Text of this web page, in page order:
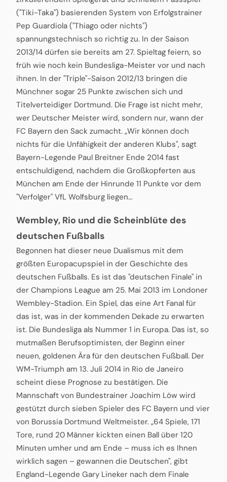
("Tiki-Taka") basierenden System von Erfolgstrainer
Pep Guardiola ("Thiago oder nichts")
spannungstechnisch so richtig zu. In der Saison
2013/14 dürfen sie bereits am 27. Spieltag feiern, so
früh wie noch kein Bundesliga-Meister vor und nach
ihnen. In der "Triple"-Saison 2012/13 bringen die
Münchner sogar 25 Punkte zwischen sich und
Titelverteidiger Dortmund. Die Frage ist nicht mehr,
wer Deutscher Meister wird, sondern nur, wann der
FC Bayern den Sack zumacht. „Wir können doch
nichts für die Unfähigkeit der anderen Klubs", sagt
Bayern-Legende Paul Breitner Ende 2014 fast
entschuldigend, nachdem die Großkopferten aus
München am Ende der Hinrunde 11 Punkte vor dem
"Verfolger" VfL Wolfsburg liegen…
Wembley, Rio und die Scheinblüte des
deutschen Fußballs
Begonnen hat dieser neue Dualismus mit dem
größten Europacupspiel in der Geschichte des
deutschen Fußballs. Es ist das "deutschen Finale" in
der Champions League am 25. Mai 2013 im Londoner
Wembley-Stadion. Ein Spiel, das eine Art Fanal für
das ist, was in der kommenden Dekade zu erwarten
ist. Die Bundesliga als Nummer 1 in Europa. Das ist, so
mutmaßen Berufsoptimisten, der Beginn einer
neuen, goldenen Ära für den deutschen Fußball. Der
WM-Triumph am 13. Juli 2014 in Rio de Janeiro
scheint diese Prognose zu bestätigen. Die
Mannschaft von Bundestrainer Joachim Löw wird
gestützt durch sieben Spieler des FC Bayern und vier
von Borussia Dortmund Weltmeister. „64 Spiele, 171
Tore, rund 20 Männer kickten einen Ball über 120
Minuten umher und am Ende – muss ich es Ihnen
wirklich sagen – gewannen die Deutschen", gibt
England-Legende Gary Lineker nach dem Finale